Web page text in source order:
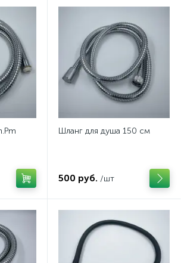
Шланг для душа 150 см
500 руб. /шт